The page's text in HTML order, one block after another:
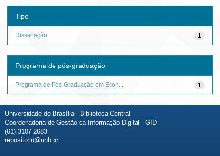
Tipo
1
Dissertação
Programa de pós-graduação
1
Programa de Pós-Graduação em Econ...
Universidade de Brasília - Biblioteca Central
Coordenadoria de Gestão da Informação Digital - GID
(61) 3107-2683
repositorio@unb.br